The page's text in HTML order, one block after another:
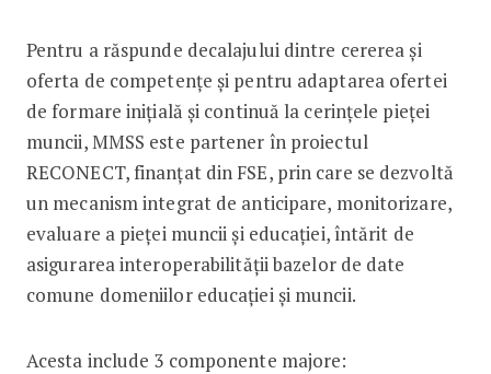
Pentru a răspunde decalajului dintre cererea și
oferta de competențe și pentru adaptarea ofertei
de formare inițială și continuă la cerințele pieței
muncii, MMSS este partener în proiectul
RECONECT, finanțat din FSE, prin care se dezvoltă
un mecanism integrat de anticipare, monitorizare,
evaluare a pieței muncii și educației, întărit de
asigurarea interoperabilității bazelor de date
comune domeniilor educației și muncii.
Acesta include 3 componente majore: